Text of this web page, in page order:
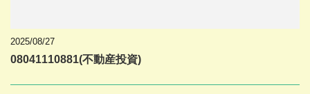
2025/08/27
08041110881(不動産投資)